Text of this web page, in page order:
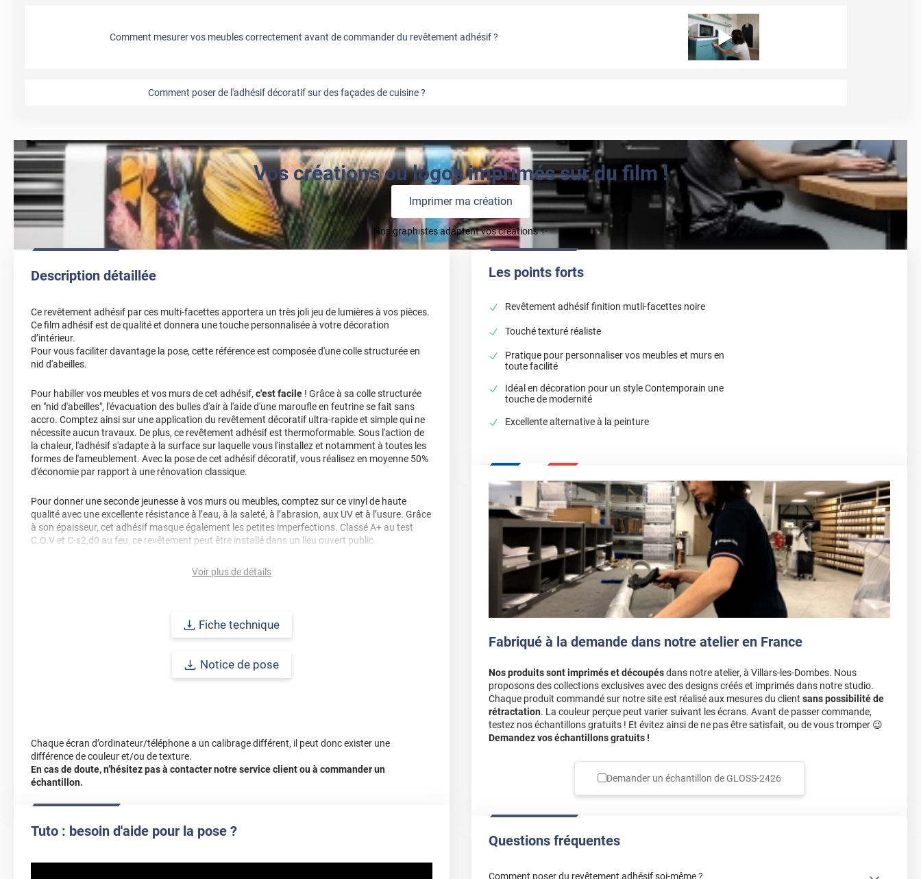
Comment mesurer vos meubles correctement avant de commander du revêtement adhésif ?
Comment poser de l'adhésif décoratif sur des façades de cuisine ?
Vos créations ou logos imprimés sur du film !
Imprimer ma création
Nos graphistes adaptent vos créations ✨
Description détaillée
Ce revêtement adhésif par ces multi-facettes apportera un très joli jeu de lumières à vos pièces.
Ce film adhésif est de qualité et donnera une touche personnalisée à votre décoration
d’intérieur.
Pour vous faciliter davantage la pose, cette référence est composée d'une colle structurée en
nid d'abeilles.
Pour habiller vos meubles et vos murs de cet adhésif, c'est facile ! Grâce à sa colle structurée
en "nid d'abeilles", l'évacuation des bulles d'air à l'aide d'une maroufle en feutrine se fait sans
accro. Comptez ainsi sur une application du revêtement décoratif ultra-rapide et simple qui ne
nécessite aucun travaux. De plus, ce revêtement adhésif est thermoformable. Sous l'action de
la chaleur, l'adhésif s'adapte à la surface sur laquelle vous l'installez et notamment à toutes les
formes de l'ameublement. Avec la pose de cet adhésif décoratif, vous réalisez en moyenne 50%
d'économie par rapport à une rénovation classique.
Pour donner une seconde jeunesse à vos murs ou meubles, comptez sur ce vinyl de haute
qualité avec une excellente résistance à l’eau, à la saleté, à l’abrasion, aux UV et à l’usure. Grâce
à son épaisseur, cet adhésif masque également les petites imperfections. Classé A+ au test
C.O.V et C-s2,d0 au feu, ce revêtement peut être installé dans un lieu ouvert public.
: 10 ans en pose intérieur (anti craquèlement, écaillage, délamination et
faire une demande d'échantillons gratuite.
Voir plus de détails
Fiche technique
Notice de pose
Chaque écran d’ordinateur/téléphone a un calibrage différent, il peut donc exister une
différence de couleur et/ou de texture.
En cas de doute, n’hésitez pas à contacter notre service client ou à commander un
échantillon.
Tuto : besoin d'aide pour la pose ?
Les points forts
Revêtement adhésif finition mutli-facettes noire
Touché texturé réaliste
Pratique pour personnaliser vos meubles et murs en
toute facilité
Idéal en décoration pour un style Contemporain une
touche de modernité
Excellente alternative à la peinture
Fabriqué à la demande dans notre atelier en France
Nos produits sont imprimés et découpésdans notre atelier, à Villars-les-Dombes. Nous
proposons des collections exclusives avec des designs créés et imprimés dans notre studio.
Chaque produit commandé sur notre site est réalisé aux mesures du client sans possibilité de
rétractation. La couleur perçue peut varier suivant les écrans. Avant de passer commande,
testez nos échantillons gratuits ! Et évitez ainsi de ne pas être satisfait, ou de vous tromper 😉
Demandez vos échantillons gratuits !
Demander un échantillon de GLOSS-2426
Questions fréquentes
Comment poser du revêtement adhésif soi-même ?